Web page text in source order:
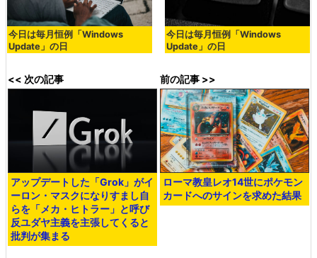
今日は毎月恒例「Windows
Update」の日
今日は毎月恒例「Windows
Update」の日
<< 次の記事
アップデートした「Grok」がイ
ーロン・マスクになりすまし自
らを「メカ・ヒトラー」と呼び
反ユダヤ主義を主張してくると
批判が集まる
前の記事 >>
ローマ教皇レオ14世にポケモン
カードへのサインを求めた結果